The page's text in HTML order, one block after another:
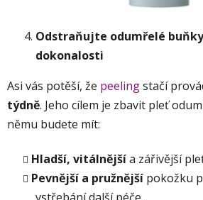
Odstraňujte odumřelé
dokonalosti
Asi vás potěší, že peelingstačí
týdně. Jeho cílem je zbavit pleť
němu budete mít:
Hladší, vitálnějšía zářivější
Pevnější a pružnější pokožku